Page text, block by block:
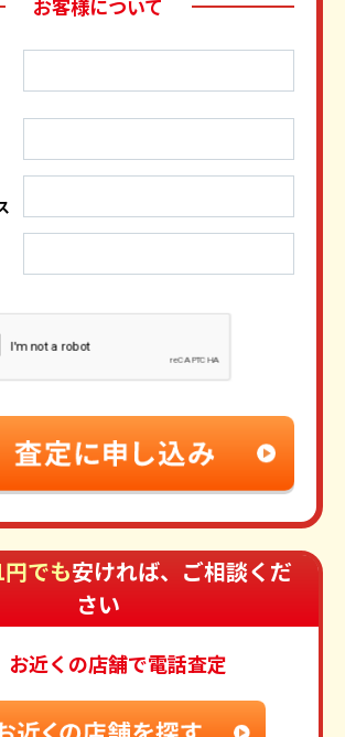
お客様について
円でも安ければ、ご相談くだ
さい
お近くの店舗で電話査定